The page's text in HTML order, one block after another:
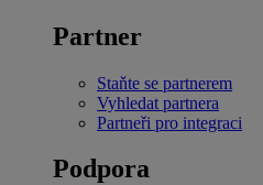
Partner
Staňte se partnerem
Vyhledat partnera
Partneři pro integraci
Podpora